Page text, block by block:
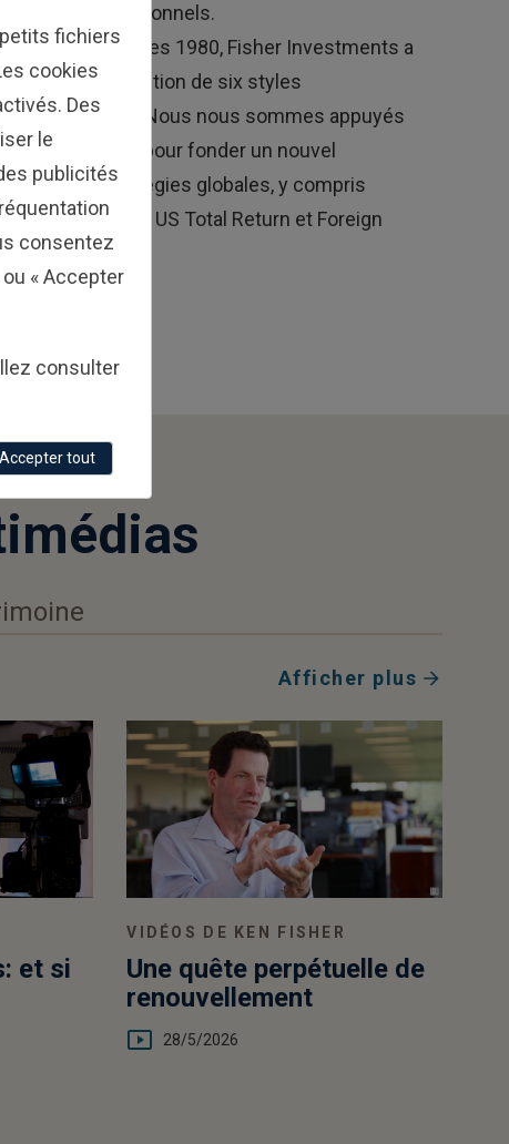
clients institutionnels.
milieu des années 1980, Fisher Investments a
à la définition de six styles
Nous nous sommes appuyés
ces avancées pour fonder un nouvel
de stratégies globales, y compris
Total Return, US Total Return et Foreign
Afficher plus
et si
VIDÉOS DE KEN FISHER
Une quête perpétuelle de
renouvellement
28/5/2026
fichiers
cookies
Des
le
publicités
consentez
« Accepter
consulter
Accepter tout